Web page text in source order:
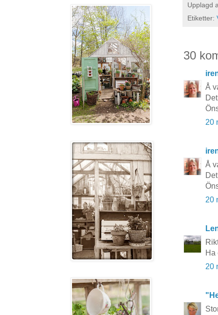
Upplagd
Etiketter:
30
Å
20
Å
20
Ha
20